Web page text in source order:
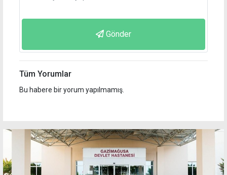
Gönder
Tüm Yorumlar
Bu habere bir yorum yapılmamış.